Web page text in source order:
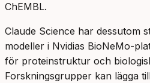
ChEMBL.
Claude Science har dessutom
modeller i Nvidias BioNeMo-
för proteinstruktur och
Forskningsgrupper kan lägga